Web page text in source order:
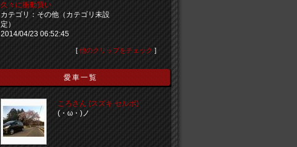
久々に衝動買い
カテゴリ：その他（カテゴリ未設
定）
2014/04/23 06:52:45
[ 他のクリップをチェック ]
愛車一覧
ころさん (スズキ セルボ)
(・ω・)ノ